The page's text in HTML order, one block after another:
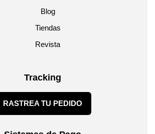
Blog
Tiendas
Revista
Tracking
RASTREA TU PEDIDO